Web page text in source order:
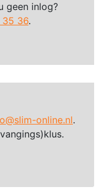
geen inlog?
35 36.
online.nl.